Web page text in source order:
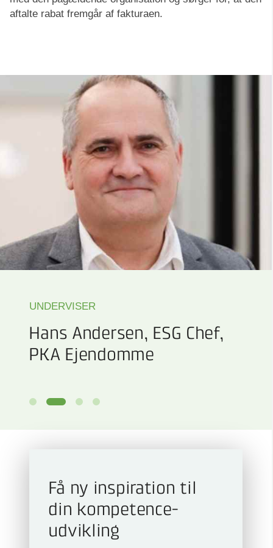
aftalte rabat fremgår af fakturaen.
UNDERVISER
Hans Andersen, ESG Chef,
PKA Ejendomme
Få ny inspiration til
din kompetence­
udvikling